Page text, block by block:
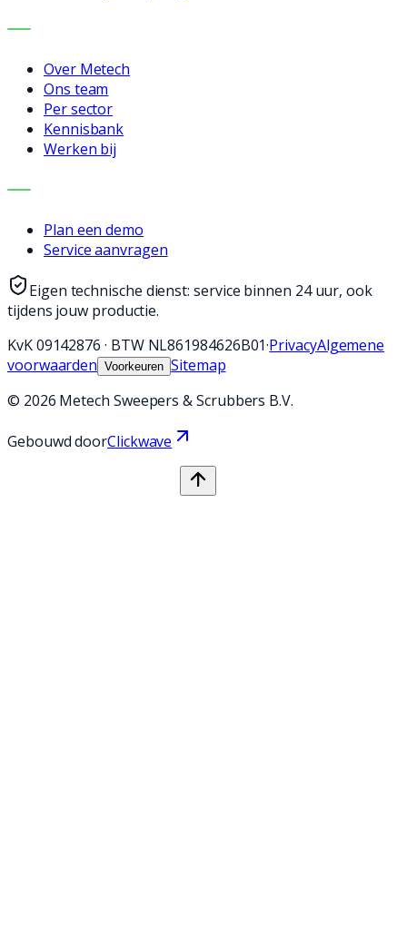
BEDRIJF
Over Metech
Ons team
Per sector
Kennisbank
Werken bij
CONTACT
Plan een demo
Service aanvragen
Eigen technische dienst: service binnen 24 uur, ook
tijdens jouw productie.
KvK09142876 · BTW NL861984626B01·PrivacyAlgemene
voorwaarden Voorkeuren Sitemap
© 2026 Metech Sweepers & Scrubbers B.V.
Gebouwd doorClickwave